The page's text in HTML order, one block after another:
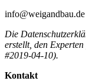
info@weigandbau.de
Die
erstellt, den
#2019-04-10).
Kontakt